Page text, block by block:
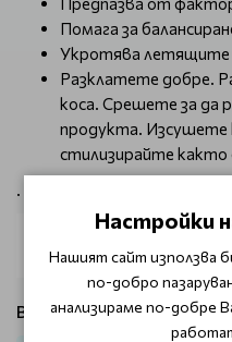
Помага за
Укротява летящите
Разклатете добре.
коса. Срешете за да
продукта. Изсушете
стилизирайте както
.
Виж продукти от
Настройки
Нашият сайт използва
по-добро
анализираме по-добре